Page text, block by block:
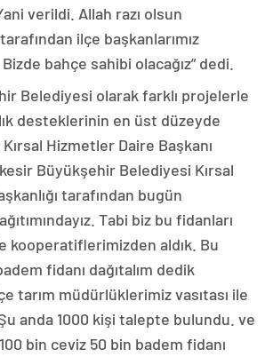
verildi. Allah razı olsun
ilçe başkanlarımız
bahçe sahibi olacağız” dedi.
Belediyesi olarak farklı projelerle
desteklerinin en üst düzeyde
Hizmetler Daire Başkanı
Büyükşehir Belediyesi Kırsal
tarafından bugün
Tabi biz bu fidanları
kooperatiflerimizden aldık. Bu
fidanı dağıtalım dedik
tarım müdürlüklerimiz vasıtası ile
anda 1000 kişi talepte bulundu. ve
bin ceviz 50 bin badem fidanı